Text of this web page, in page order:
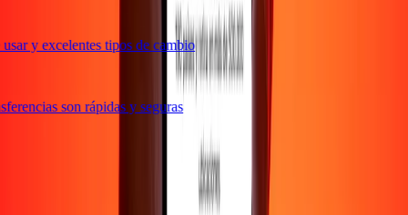
y excelentes tipos de cambio
son rápidas y seguras